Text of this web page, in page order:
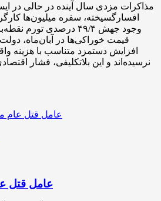
مذاکرات مزدی سال آینده در حالی در
افسارگسیخته، سفره میلیون‌ها
قیمت خوراکی‌ها در آبان‌ماه،
افزایش دستمزد متناسب با هزینه
نرسیده‌اند و این بلاتکلیفی، فشار
عامل قتل